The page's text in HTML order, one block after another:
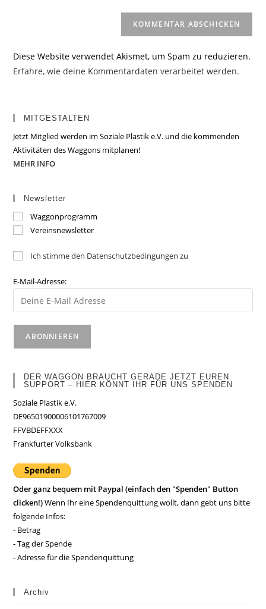
Diese Website verwendet Akismet, um Spam zu reduzieren.
Erfahre, wie deine Kommentardaten verarbeitet werden.
MITGESTALTEN
Jetzt Mitglied werden im Soziale Plastik e.V. und die kommenden
Aktivitäten des Waggons mitplanen!
MEHR INFO
Newsletter
Waggonprogramm
Vereinsnewsletter
Ich stimme den Datenschutzbedingungen zu
E-Mail-Adresse:
DER WAGGON BRAUCHT GERADE JETZT EUREN
SUPPORT – HIER KÖNNT IHR FÜR UNS SPENDEN
Soziale Plastik e.V.
DE96501900006101767009
FFVBDEFFXXX
Frankfurter Volksbank
Oder ganz bequem mit Paypal (einfach den "Spenden" Button
clicken!)Wenn Ihr eine Spendenquittung wollt, dann gebt uns bitte
folgende Infos:
- Betrag
- Tag der Spende
- Adresse für die Spendenquittung
Archiv